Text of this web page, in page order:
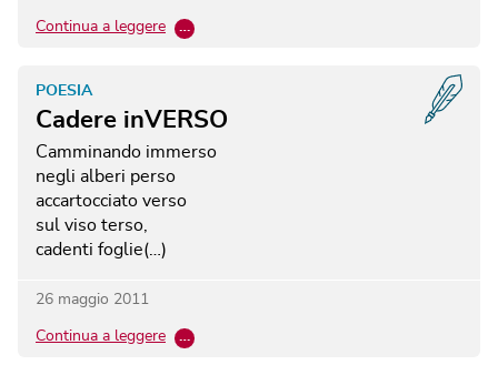
Continua a leggere …
Cadere inVERSO
POESIA
Camminando immerso
negli alberi perso
accartocciato verso
sul viso terso,
cadenti foglie(…)
26 maggio 2011
Continua a leggere …